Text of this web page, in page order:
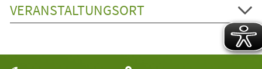
VERANSTALTUNGSORT